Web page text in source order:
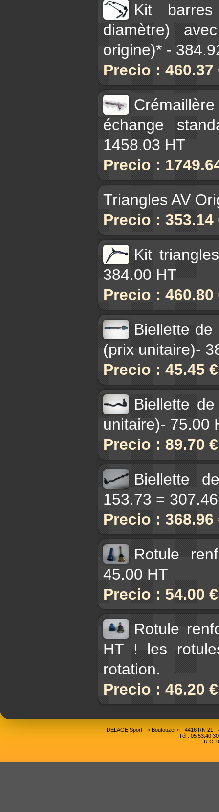
Kit
diamètre)
origine)* -
Precio : 460.37
échange
1458.03 HT
Precio :
Triangles AV
Precio : 353.14
Kit
384.00 HT
Precio : 460.80
Biellette de
(prix unitaire)-
Precio : 45.45
Biellette
unitaire)- 75.00
Precio : 89.70
Biellette
153.73 =
Precio : 368.96
Rotule
45.00 HT
Precio : 54.00
Rotule
HT ! les
rotation.
Precio : 46.20
DELAGE Sport - « Boutouzet » - 4416 RN 21
Tél :
R.C.